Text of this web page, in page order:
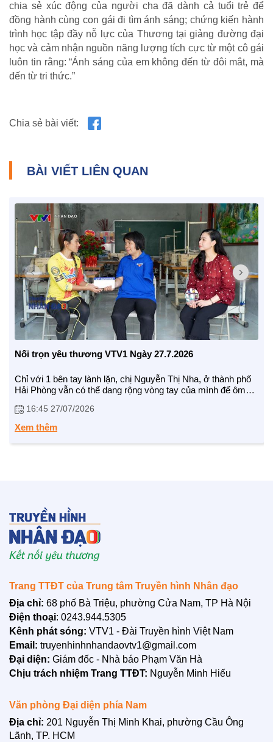
NHỊP CẦU NHÂN ÁI
Nhịp cầu Nhân ái VTV1
Địa chỉ nhân ái
BẠN ĐỌC
LIÊN HỆ
chia sẻ xúc động của người cha đã dành cả tuổi trẻ để
đồng hành cùng con gái đi tìm ánh sáng; chứng kiến hành
trình học tập đầy nỗ lực của Thương tại giảng đường đại
học và cảm nhận nguồn năng lượng tích cực từ một cô gái
luôn tin rằng: “Ánh sáng của em không đến từ đôi mắt, mà
đến từ tri thức.”
Chia sẻ bài viết:
BÀI VIẾT LIÊN QUAN
Nối trọn yêu thương VTV1 Ngày 27.7.2026
Chỉ với 1 bên tay lành lặn, chị Nguyễn Thị Nha, ở thành phố
Hải Phòng vẫn có thể dang rộng vòng tay của mình để ôm
giáo dạy học, khi giống như người mẹ rèn dũa các con từng
chút một, cứ thế, chị Nha dần trở thành người thân thiết nhất
của những cuộc đời kém may mắn. 18 năm gắn bó với công
tác XH, không giỏi nói những lời hoa mỹ, chưa từng được trả
Facebook: https://www.facebook.com/nhandaovtv.v...
Lotus: https://lotus.vn/w/profile/7494874635...
Youtube: https://www.youtube.com/channel/UCdHH...
Trân trọng cảm ơn !
16:45 27/07/2026
Xem thêm
Trang TTĐT của Trung tâm Truyền hình Nhân đạo
Địa chỉ: 68 phố Bà Triệu, phường Cửa Nam, TP Hà Nội
Điện thoại: 0243.944.5305
Kênh phát sóng: VTV1 - Đài Truyền hình Việt Nam
Email: truyenhinhnhandaovtv1@gmail.com
Đại diện: Giám đốc - Nhà báo Phạm Văn Hà
Chịu trách nhiệm Trang TTĐT: Nguyễn Minh Hiếu
Văn phòng Đại diện phía Nam
Địa chỉ: 201 Nguyễn Thị Minh Khai, phường Cầu Ông
Lãnh, TP. HCM